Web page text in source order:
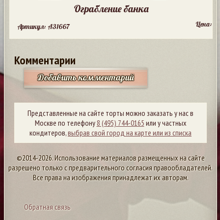
Ограбление банка
Артикул: A31667 Цена:
Комментарии
Добавить комментарий
Представленные на сайте торты можно заказать у нас в
Москве по телефону8 (495) 744-0165 или у частных
кондитеров,выбрав свой город на карте или из списка
©2014-2026. Использование материалов размещенных на сайте
разрешено только с предварительного согласия правообладателей.
Все права на изображения принадлежат их авторам.
Обратная связь